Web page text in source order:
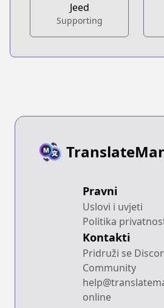
Jeed
Supporting
Pravni
Uslovi i uvjeti
Politika
Kontakti
Pridruži se
Community
online